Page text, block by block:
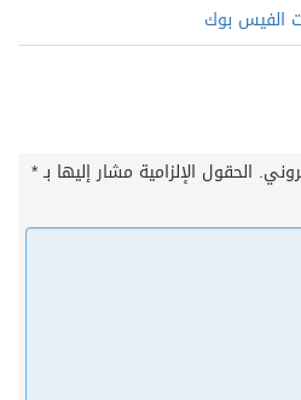
الفيس بوك
الحقول الإلزامية مشار إليها بـ*